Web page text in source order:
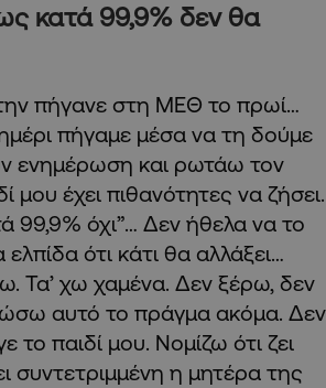
κατά 99,9% δεν θα
πήγανε στη ΜΕΘ το πρωί…
πήγαμε μέσα να τη δούμε
ενημέρωση και ρωτάω τον
μου έχει πιθανότητες να ζήσει.
99,9% όχι”… Δεν ήθελα να το
ελπίδα ότι κάτι θα αλλάξει…
Τα’ χω χαμένα. Δεν ξέρω, δεν
αυτό το πράγμα ακόμα. Δεν
το παιδί μου. Νομίζω ότι ζει
συντετριμμένη η μητέρα της